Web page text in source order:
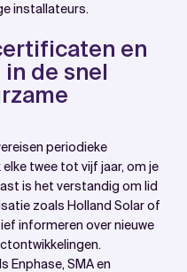
installateurs.
en
de snel
periodieke
twee tot vijf jaar, om je
is het verstandig om lid
zoals Holland Solar of
informeren over nieuwe
Enphase, SMA en